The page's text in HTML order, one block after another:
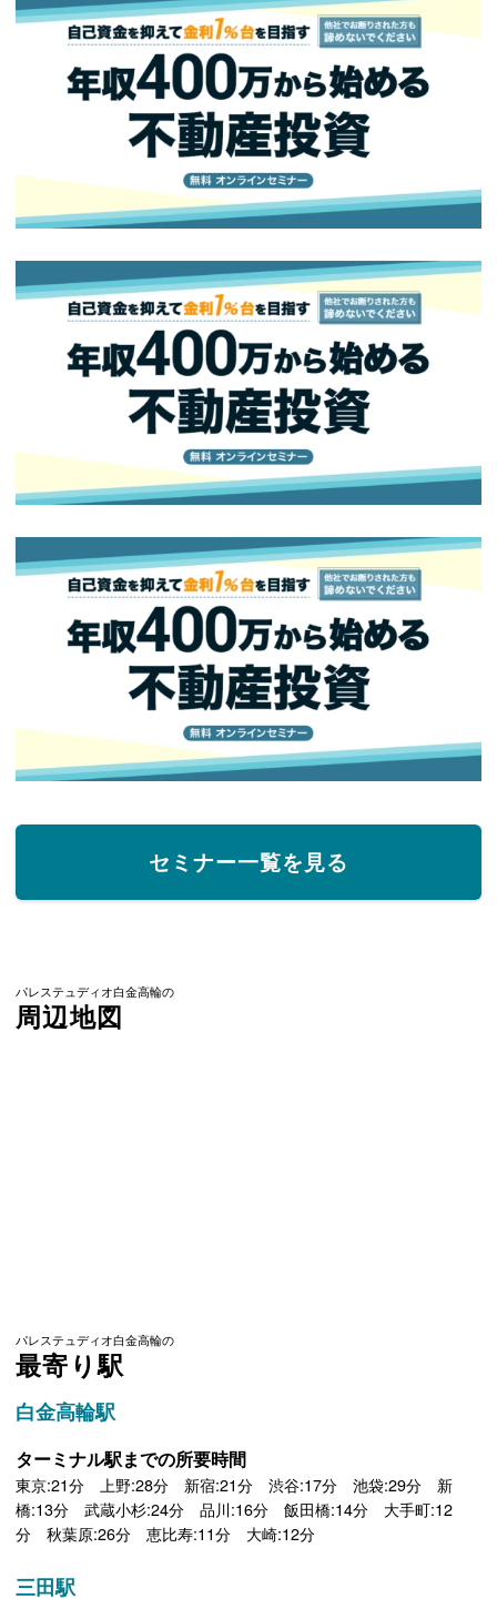
セミナー一覧を見る
パレステュディオ白金高輪の
周辺地図
パレステュディオ白金高輪の
最寄り駅
白金高輪駅
ターミナル駅までの所要時間
東京:21分 上野:28分 新宿:21分 渋谷:17分 池袋:29分 新
橋:13分 武蔵小杉:24分 品川:16分 飯田橋:14分 大手町:12
分 秋葉原:26分 恵比寿:11分 大崎:12分
三田駅